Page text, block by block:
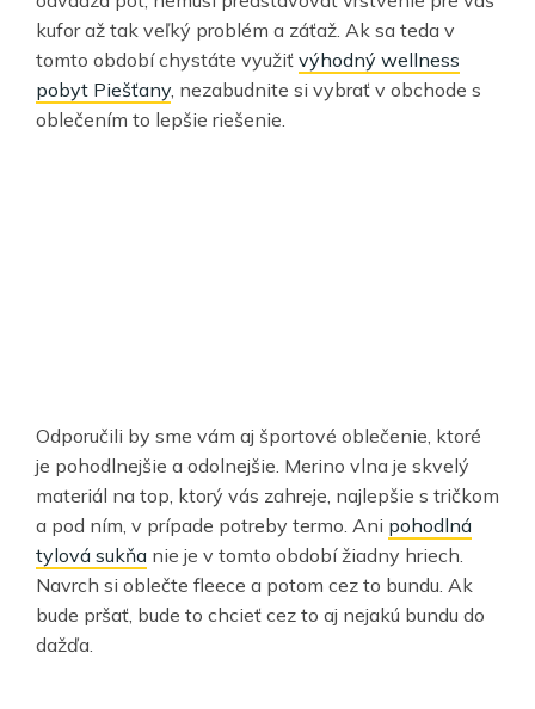
kufor až tak veľký problém a záťaž. Ak sa teda v
tomto období chystáte využiť výhodný wellness
pobyt Piešťany, nezabudnite si vybrať v obchode s
oblečením to lepšie riešenie.
Odporučili by sme vám aj športové oblečenie, ktoré
je pohodlnejšie a odolnejšie. Merino vlna je skvelý
materiál na top, ktorý vás zahreje, najlepšie s tričkom
a pod ním, v prípade potreby termo. Ani pohodlná
tylová sukňa nie je v tomto období žiadny hriech.
Navrch si oblečte fleece a potom cez to bundu. Ak
bude pršať, bude to chcieť cez to aj nejakú bundu do
dažďa.